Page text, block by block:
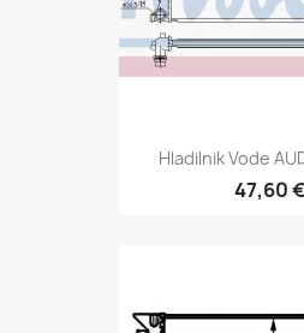
Hladilnik Vode
47,60 €